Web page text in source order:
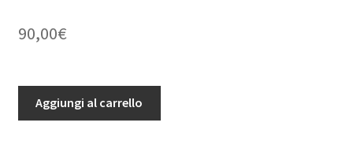
90,00€
Aggiungi al carrello